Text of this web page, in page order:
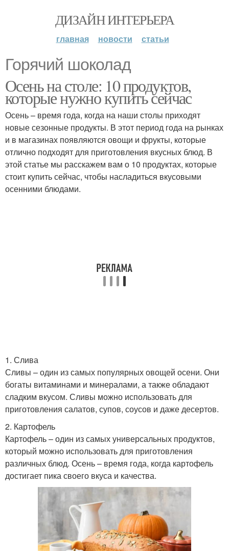
ДИЗАЙН ИНТЕРЬЕРА
главная новости статьи
Горячий шоколад
Осень на столе: 10 продуктов,
которые нужно купить сейчас
Осень – время года, когда на наши столы приходят
новые сезонные продукты. В этот период года на рынках
и в магазинах появляются овощи и фрукты, которые
отлично подходят для приготовления вкусных блюд. В
этой статье мы расскажем вам о 10 продуктах, которые
стоит купить сейчас, чтобы насладиться вкусовыми
осенними блюдами.
1. Слива
Сливы – один из самых популярных овощей осени. Они
богаты витаминами и минералами, а также обладают
сладким вкусом. Сливы можно использовать для
приготовления салатов, супов, соусов и даже десертов.
2. Картофель
Картофель – один из самых универсальных продуктов,
который можно использовать для приготовления
различных блюд. Осень – время года, когда картофель
достигает пика своего вкуса и качества.